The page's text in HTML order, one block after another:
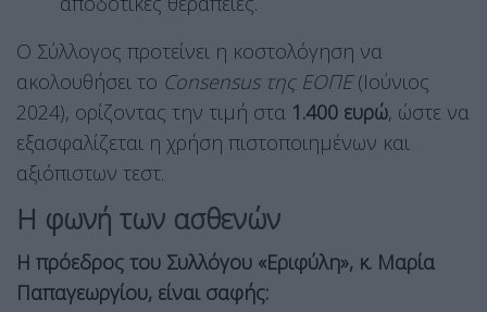
Ο Σύλλογος προτείνει η κοστολόγηση να
ακολουθήσει το Consensus της ΕΟΠΕ(Ιούνιος
2024), ορίζοντας την τιμή στα 1.400 ευρώ, ώστε να
εξασφαλίζεται η χρήση πιστοποιημένων και
αξιόπιστων τεστ.
Η φωνή των ασθενών
Η πρόεδρος του Συλλόγου «Εριφύλη», κ. Μαρία
Παπαγεωργίου, είναι σαφής: